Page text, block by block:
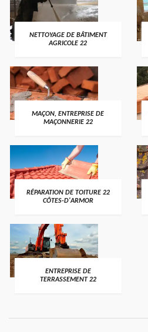
NETTOYAGE DE BÂTIMENT
AGRICOLE 22
MAÇON, ENTREPRISE DE
MAÇONNERIE 22
RÉPARATION DE TOITURE 22
CÔTES-D'ARMOR
ENTREPRISE DE
TERRASSEMENT 22